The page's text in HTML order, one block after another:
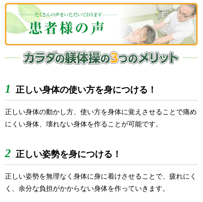
1 正しい身体の使い方を身につける！
正しい身体の動かし方、使い方を身体に覚えさせることで痛め
にくい身体、壊れない身体を作ることが可能です。
2 正しい姿勢を身につける！
正しい姿勢を無理なく身体に身に着けさせることで、疲れにく
く、余分な負担がかからない身体を作っていきます。